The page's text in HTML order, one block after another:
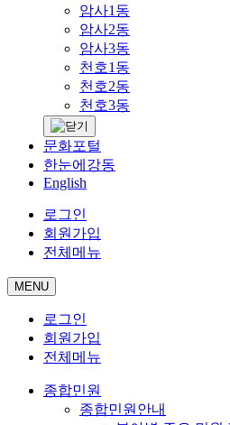
암사1동
암사2동
암사3동
천호1동
천호2동
천호3동
문화포털
한눈에강동
English
로그인
회원가입
전체메뉴
MENU
로그인
회원가입
전체메뉴
종합민원
종합민원안내